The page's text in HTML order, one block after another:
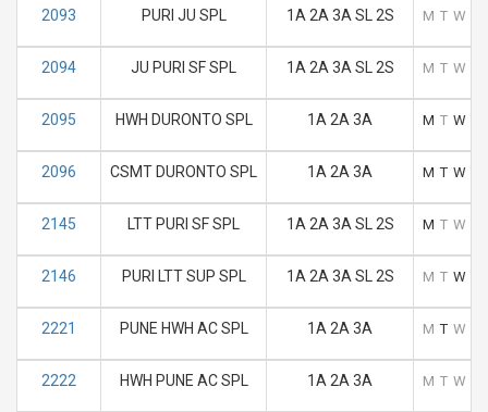
2093 PURI JU SPL 1A 2A 3A SL 2S M T W
2094 JU PURI SF SPL 1A 2A 3A SL 2S M T W
2095 HWH DURONTO SPL 1A 2A 3A M T W
2096 CSMT DURONTO SPL 1A 2A 3A M T W
2145 LTT PURI SF SPL 1A 2A 3A SL 2S M T W
2146 PURI LTT SUP SPL 1A 2A 3A SL 2S M T W
2221 PUNE HWH AC SPL 1A 2A 3A M T W
2222 HWH PUNE AC SPL 1A 2A 3A M T W